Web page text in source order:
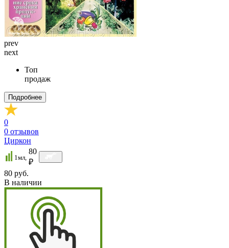
prev
next
Топ
продаж
Подробнее
0
0 отзывов
Циркон
1мл,
80
₽
80 руб.
В наличии